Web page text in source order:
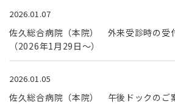
2026.01.07
佐久総合病院（本院） 外来受診時の受
（2026年1月29日～）
2026.01.05
佐久総合病院（本院） 午後ドックのご